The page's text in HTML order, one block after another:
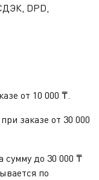
DPD,
от 10 000 ₸.
заказе от 30 000
сумму до 30 000 ₸
по